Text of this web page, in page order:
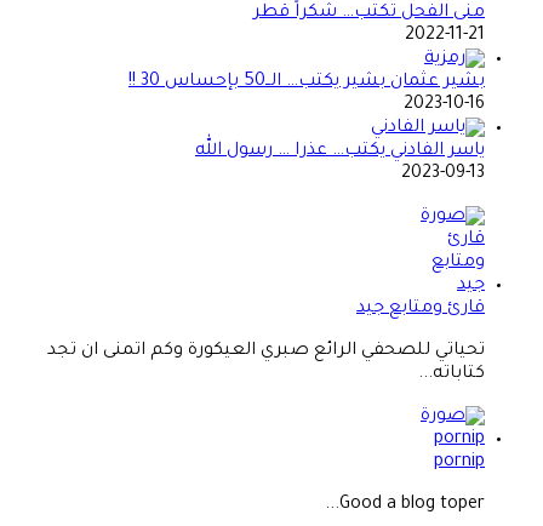
منى الفحل تكتب… شكراً قطر
2022-11-21
بشير عثمان بشير يكتب… الــ50 بإحساس 30 !!
2023-10-16
ياسر الفادني يكتب… عذرا … رسول الله
2023-09-13
قارئ ومتابع جيد
تحياتي للصحفي الرائع صبري العيكورة وكم اتمنى ان تجد
كتاباته...
pornip
Good a blog toper...